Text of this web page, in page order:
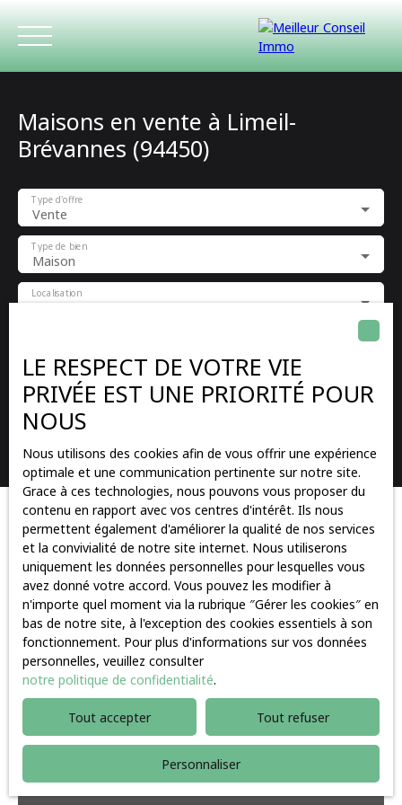
ACCUEIL
Maisons en vente à Limeil-
Brévannes (94450)
Vente
Type d'offre
Maison
Type de bien
Limeil-Brévannes (94450)
Localisation
Surface min (m²)
Pertinence
Trier par Créer une alerte
Vendu
Vendu
LE RESPECT DE VOTRE VIE
PRIVÉE EST UNE PRIORITÉ POUR
NOUS
Nous utilisons des cookies afin de vous offrir une expérience
optimale et une communication pertinente sur notre site.
Grace à ces technologies, nous pouvons vous proposer du
contenu en rapport avec vos centres d'intérêt. Ils nous
permettent également d'améliorer la qualité de nos services
et la convivialité de notre site internet. Nous utiliserons
uniquement les données personnelles pour lesquelles vous
avez donné votre accord. Vous pouvez les modifier à
n'importe quel moment via la rubrique ″Gérer les cookies″ en
bas de notre site, à l'exception des cookies essentiels à son
fonctionnement. Pour plus d'informations sur vos données
personnelles, veuillez consulter
notre politique de confidentialité.
Tout accepter Tout refuser
Personnaliser